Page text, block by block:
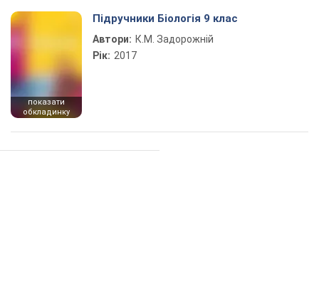
показати
обкладинку
Підручники Біологія 9 клас
Автори: К.М. Задорожній
Рік: 2017